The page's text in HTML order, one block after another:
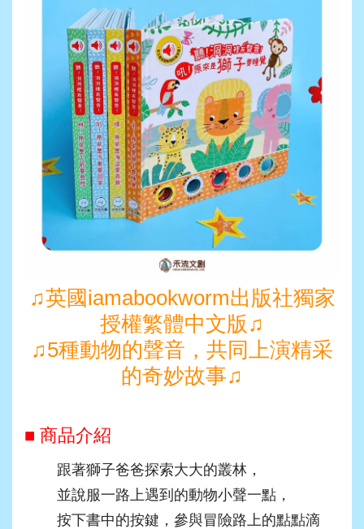
♫英國iamabookworm出版社獨家
授權繁體中文版 ♫
♫5種動物的聲音，共同上演精采
的奇妙故事♫
■ 商品介紹
跟著獅子爸爸探索大大的叢林，
並說服一路上遇到的動物小聲一點，
按下書中的按鍵，參與冒險路上的點點滴